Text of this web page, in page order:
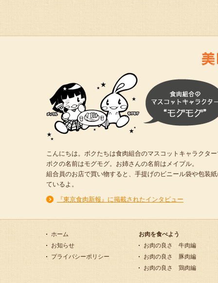
こんにちは。ボクたちは食肉組合のマスコットキャラクタ
ボクの名前はモグモグ。お姉さんの名前はメイプル。
組合員のお店で買い物すると、手提げのビニール袋や包装
ているよ。
『東京食肉新報』に掲載されたインタビュー
ホーム
お知らせ
プライバシーポリシー
お肉を食べよう
お肉の良さ 牛肉編
お肉の良さ 豚肉編
お肉の良さ 鶏肉編